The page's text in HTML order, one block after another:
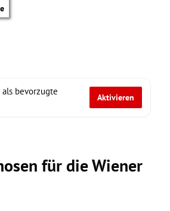
als bevorzugte
Aktivieren
für die Wiener